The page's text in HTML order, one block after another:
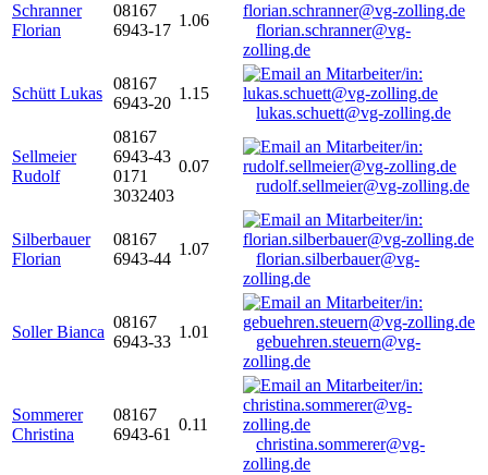
Schranner
Florian
08167
6943-17
1.06
florian.schranner@vg-
zolling.de
Schütt Lukas
08167
6943-20
1.15
lukas.schuett@vg-zolling.de
Sellmeier
Rudolf
08167
6943-43
0171
3032403
0.07
rudolf.sellmeier@vg-zolling.de
Silberbauer
Florian
08167
6943-44
1.07
florian.silberbauer@vg-
zolling.de
Soller Bianca
08167
6943-33
1.01
gebuehren.steuern@vg-
zolling.de
Sommerer
Christina
08167
6943-61
0.11
christina.sommerer@vg-
zolling.de